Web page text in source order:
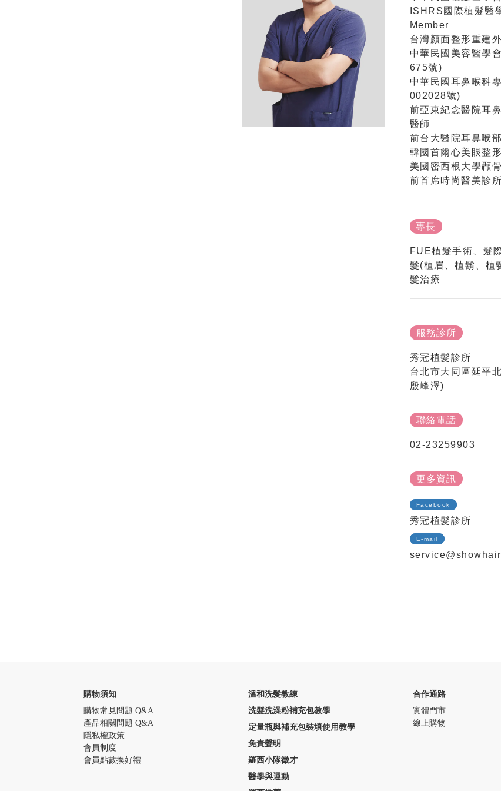
ISHRS國際植髮醫
Member
台灣顏面整形重建
中華民國美容醫學
675號)
中華民國耳鼻喉科
002028號)
前亞東紀念醫院耳
醫師
前台大醫院耳鼻喉
韓國首爾心美眼整
美國密西根大學顳
前首席時尚醫美診
專長
FUE植髮手術、髮
髮(植眉、植鬍、植
髮治療
服務診所
秀冠植髮診所
台北市大同區延平
殷峰澤)
聯絡電話
02-23259903
更多資訊
Facebook
秀冠植髮診所
E-mail
購物須知
購物常見問題 Q&A
產品相關問題 Q&A
隱私權政策
會員制度
會員點數換好禮
溫和洗髮教練
洗髮洗澡粉補充包教學
定量瓶與補充包裝填使用教學
免責聲明
羅西小隊徵才
醫學與運動
合作通路
實體門市
線上購物